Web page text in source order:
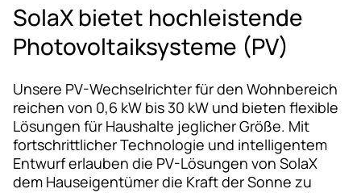
SolaX bietet hochleistende
Photovoltaiksysteme (PV)
Unsere PV-Wechselrichter für den Wohnbereich
reichen von 0,6 kW bis 30 kW und bieten flexible
Lösungen für Haushalte jeglicher Größe. Mit
fortschrittlicher Technologie und intelligentem
Entwurf erlauben die PV-Lösungen von SolaX
dem Hauseigentümer die Kraft der Sonne zu